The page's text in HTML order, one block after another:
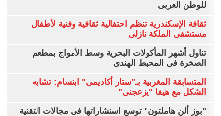
للوطن العربى
ثقافة الإسكندرية تنظم احتفالية ثقافية وفنية لأطفال
مستشفى الملكة نازلى
تناول أشهر المأكولات البحرية وسط الأمواج بمطعم
الصخرة فى المحيط الهندى
المتسابقة المغربية بـ"ستار أكاديمى" ابتسام: تشابه
الشكل مع هيفا "يزعجنى"
"بوز ألن هاملتون" توسع استشاراتها فى مجالات التقنية